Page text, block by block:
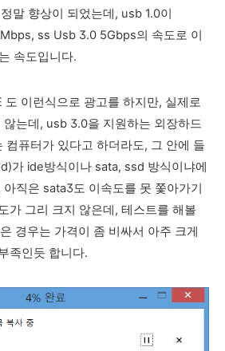
말 향상이 되었는데, usb 1.0이
ss Usb 3.0 5Gbps의 속도로 이
속도입니다.
도 이런식으로 광고를 하지만, 실제로
않는데, usb 3.0을 지원하는 외장하드
퓨터가 있다고 하더라도, 그 안에 들
가 ide방식이나 sata, ssd 방식이냐에
직은 sata3도 이속도를 못 쫓아가기
가 그리 크지 않은데, 테스트를 해볼
경우는 가격이 좀 비싸서 아주 크게
족인듯 합니다.